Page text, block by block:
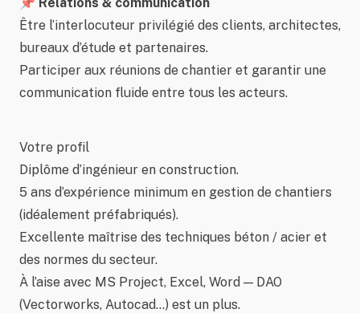
Être l’interlocuteur privilégié des clients, architectes,
bureaux d’étude et partenaires.
Participer aux réunions de chantier et garantir une
communication fluide entre tous les acteurs.
Votre profil
Diplôme d’ingénieur en construction.
5 ans d’expérience minimum en gestion de chantiers
(idéalement préfabriqués).
Excellente maîtrise des techniques béton / acier et
des normes du secteur.
À l’aise avec MS Project, Excel, Word — DAO
(Vectorworks, Autocad…) est un plus.